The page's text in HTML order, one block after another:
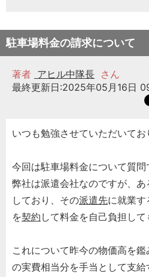
駐車場料金の請求について
著者 アヒル中隊長 さん
最終更新日:2025年05月16日
いつも勉強させていただいてお
今回は駐車場料金について質問
弊社は派遣会社なのですが、あ
しており、その派遣先に就業
を契約 して料金を自己負担して
これについて昨今の物価高を
の実費相当分を手当として支給